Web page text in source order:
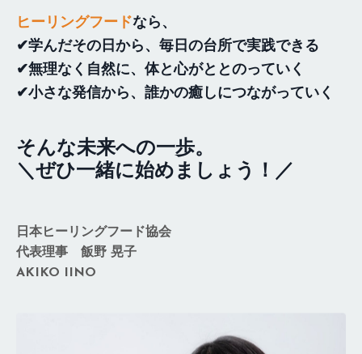
ヒーリングフードなら、
✔学んだその日から、毎日の台所で実践できる
✔無理なく自然に、体と心がととのっていく
✔小さな発信から、誰かの癒しにつながっていく
そんな未来への一歩。
＼ぜひ一緒に始めましょう！／
日本ヒーリングフード協会
代表理事 飯野 晃子
AKIKO IINO